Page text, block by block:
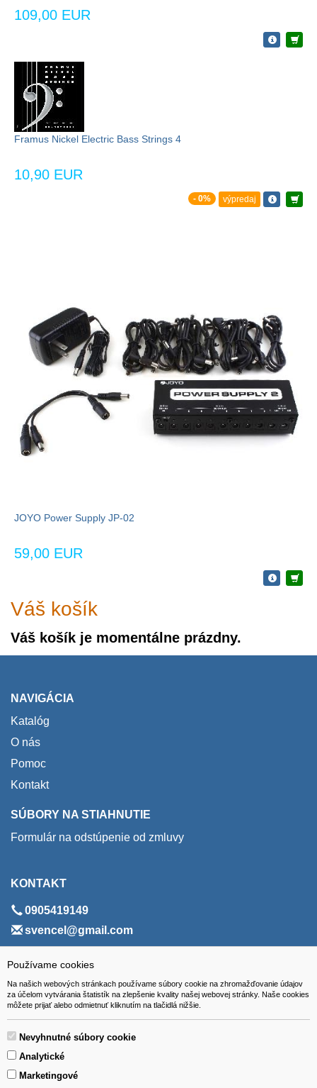
Používame cookies
Na našich webových stránkach používame súbory cookie na zhromažďovanie údajov
za účelom vytvárania štatistík na zlepšenie kvality našej webovej stránky. Naše cookies
môžete prijať alebo odmietnuť kliknutím na tlačidlá nižšie.
Nevyhnutné súbory cookie
Analytické
Marketingové
109,00 EUR
Framus Nickel Electric Bass Strings 4
10,90 EUR
- 0% výpredaj
JOYO Power Supply JP-02
59,00 EUR
Váš košík
Váš košík je momentálne prázdny.
NAVIGÁCIA
Katalóg
O nás
Pomoc
Kontakt
SÚBORY NA STIAHNUTIE
Formulár na odstúpenie od zmluvy
KONTAKT
0905419149
svencel@gmail.com
ADRESA
VEST - tech s.r.o.
Hviezdoslavova 280/6, 965 01 Žiar nad Hronom
Slovakia (Slovak Republic)